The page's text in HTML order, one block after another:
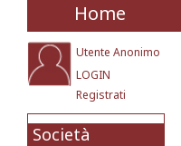
Home
Utente Anonimo
LOGIN
Registrati
Società